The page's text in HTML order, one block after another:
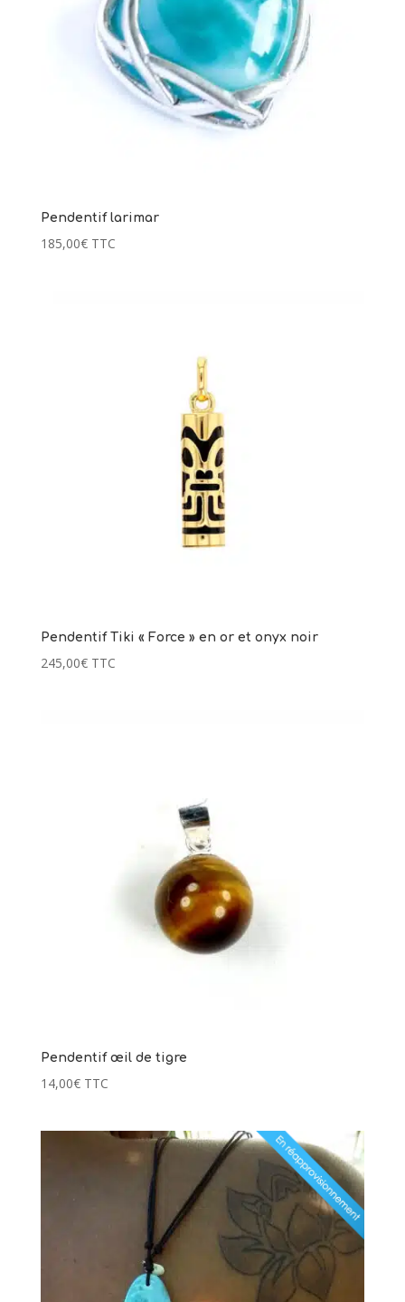
Pendentif larimar
185,00€ TTC
Pendentif Tiki « Force » en or et onyx noir
245,00€ TTC
Pendentif œil de tigre
14,00€ TTC